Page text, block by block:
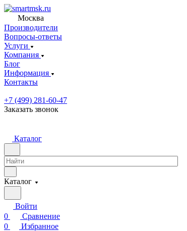
Москва
Производители
Вопросы-ответы
Услуги
Компания
Блог
Информация
Контакты
+7 (499) 281-60-47
Заказать звонок
Каталог
Каталог
Войти
0
Сравнение
0
Избранное